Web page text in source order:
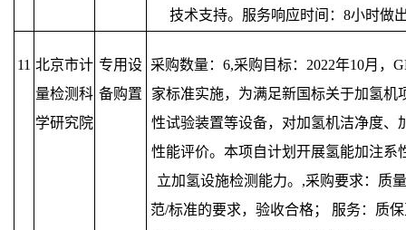
技术支持。服务响应时间：8小时做
11 北京市计
量检测科
学研究院
专用设
备购置
采购数量：6,采购目标：2022年10月，
家标准实施，为满足新国标关于加氢机
性试验装置等设备，对加氢机洁净度、
性能评价。本项自计划开展氢能加注系
立加氢设施检测能力。,采购要求：质
范/标准的要求，验收合格； 服务：质